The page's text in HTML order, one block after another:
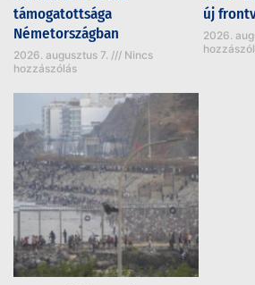
támogatottsága
Németországban
2026. augusztus 7.
Nincs
hozzászólás
új
2026.